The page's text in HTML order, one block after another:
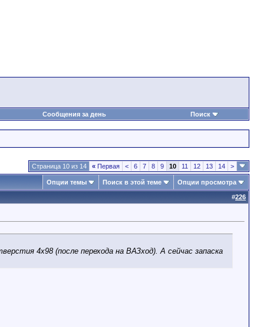
Сообщения за день Поиск
Страница 10 из 14 « Первая < 6 7 8 9 10 11 12 13 14 >
Опции темы Поиск в этой теме Опции просмотра
#226
4х98 (после перехода на ВАЗход). А сейчас запаска